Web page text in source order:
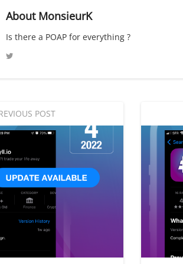
About MonsieurK
Is there a POAP for everything ?
POST